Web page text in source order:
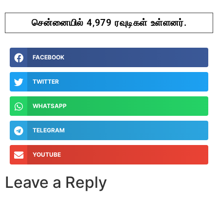
சென்னையில் 4,979 ரவுடிகள் உள்ளனர்.
FACEBOOK
TWITTER
WHATSAPP
TELEGRAM
YOUTUBE
Leave a Reply